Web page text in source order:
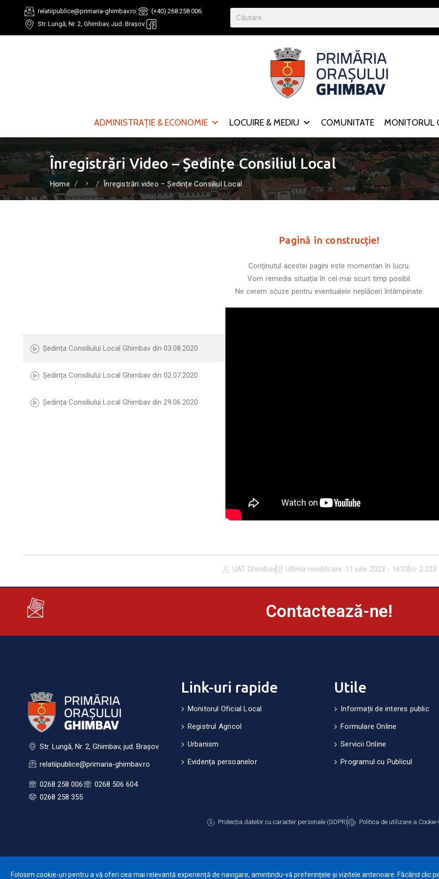
relatiipublice@primaria-ghimbav.ro
(+40) 268 258 006
Str. Lungă, Nr. 2, Ghimbav, Jud. Brașov
ADMINISTRAȚIE & ECONOMIE LOCUIRE & MEDIU COMUNITATE MONITORUL
Înregistrări Video – Ședințe Consiliul Local
Home Înregistrări video – Ședințe Consiliul Local
Pagină în construcție!
Conținutul acestei pagini este momentan în lucru.
Vom remedia situația în cel mai scurt timp posibil.
Ne cerem scuze pentru eventualele neplăceri întâmpinate.
Ședința Consiliului Local Ghimbav din 03.08.2020
Ședința Consiliului Local Ghimbav din 02.07.2020
Ședința Consiliului Local Ghimbav din 29.06.2020
UAT Ghimbav Ultima modificare: 11 iulie 2023 - 16:02 2.223
Contactează-ne!
Str. Lungă, Nr. 2, Ghimbav, jud. Brașov
relatiipublice@primaria-ghimbav.ro
0268 258 006
0268 506 604
0268 258 355
Link-uri rapide
Monitorul Oficial Local
Registrul Agricol
Urbanism
Evidența persoanelor
Utile
Informații de interes public
Formulare Online
Servicii Online
Programul cu Publicul
Protecția datelor cu caracter personale (GDPR) Politica de utilizare a
Folosim cookie-uri pentru a vă oferi cea mai relevantă experiență de navigare, amintindu-vă preferințele și vizitele anterioare. Făcând clic